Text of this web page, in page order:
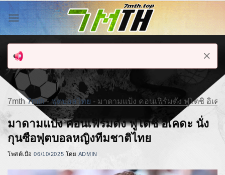
ข้าม
ไป
ยัง
เนื้อหา
7mth 7mth- ฟุตบอลไทย - มาดามแป้ง คอนเฟิร์มตั้ง ฟูโตชิ อิเ
มาดามแป้ง คอนเฟิร์มตั้ง ฟูโตชิ อิเคดะ นั่ง
กุนซือฟุตบอลหญิงทีมชาติไทย
โพสต์เมื่อ06/10/2025 โดย ADMIN